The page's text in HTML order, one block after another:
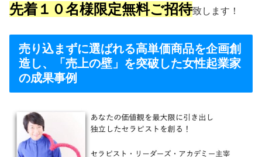
先着１０名様限定無料ご招待致します！
売り込まずに選ばれる高単価商品を企画創
造し、「売上の壁」を突破した女性起業家
の成果事例